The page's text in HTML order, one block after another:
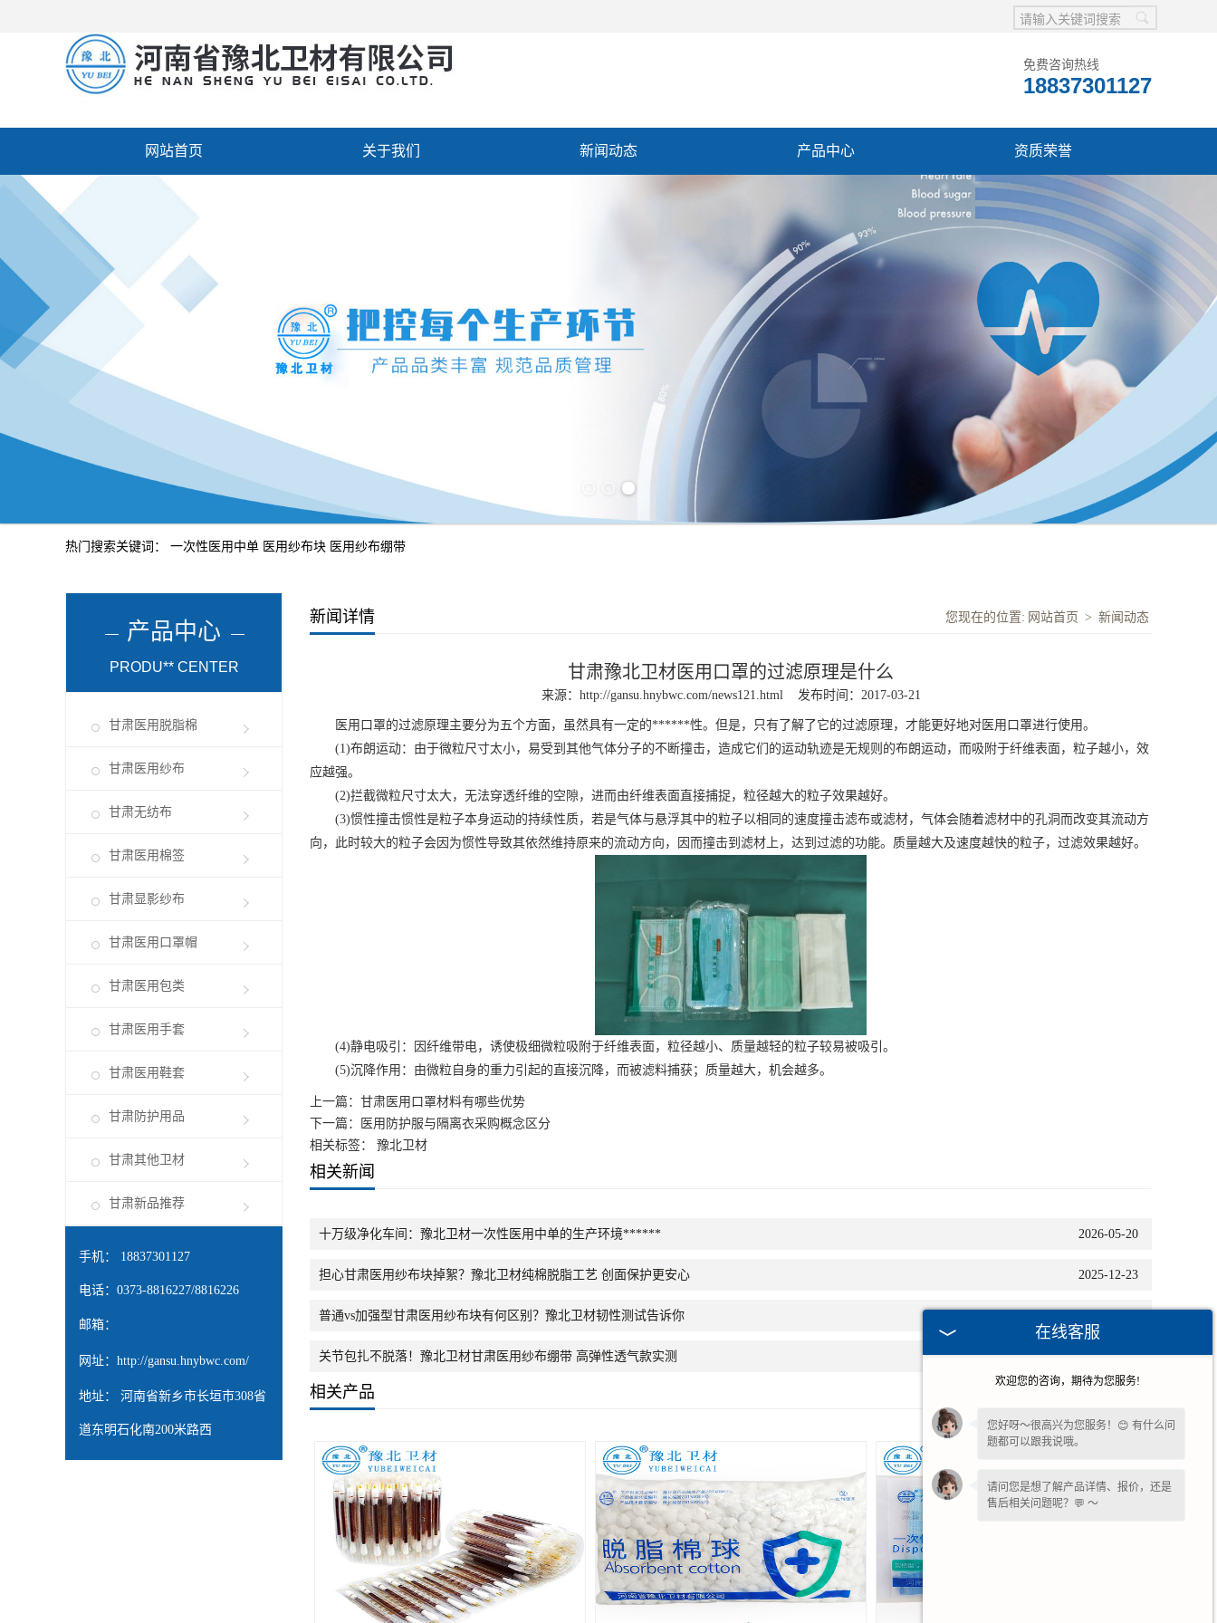
免费咨询热线
18837301127
网站首页 关于我们 新闻动态 产品中心 资质荣誉
厂房设备
热门搜索关键词： 一次性医用中单 医用纱布块 医用纱布绷带
产品中心
PRODU** CENTER
甘肃医用脱脂棉
甘肃医用纱布
甘肃无纺布
甘肃医用棉签
甘肃显影纱布
甘肃医用口罩帽
甘肃医用包类
甘肃医用手套
甘肃医用鞋套
甘肃防护用品
甘肃其他卫材
甘肃新品推荐
手机： 18837301127
电话：0373-8816227/8816226
邮箱：
网址： http://gansu.hnybwc.com/
地址： 河南省新乡市长垣市308省
道东明石化南200米路西
新闻详情 您现在的位置: 网站首页 > 新闻动态
甘肃豫北卫材医用口罩的过滤原理是什么
来源： http://gansu.hnybwc.com/news121.html 发布时间：2017-03-21
医用口罩的过滤原理主要分为五个方面，虽然具有一定的******性。但是，只有了解了它的过滤原理，才能更好地对医用口罩进行使用。
(1)布朗运动：由于微粒尺寸太小，易受到其他气体分子的不断撞击，造成它们的运动轨迹是无规则的布朗运动，而吸附于纤维表面，粒子越小，效
应越强。
(2)拦截微粒尺寸太大，无法穿透纤维的空隙，进而由纤维表面直接捕捉，粒径越大的粒子效果越好。
(3)惯性撞击惯性是粒子本身运动的持续性质，若是气体与悬浮其中的粒子以相同的速度撞击滤布或滤材，气体会随着滤材中的孔洞而改变其流动方
向，此时较大的粒子会因为惯性导致其依然维持原来的流动方向，因而撞击到滤材上，达到过滤的功能。质量越大及速度越快的粒子，过滤效果越好。
(4)静电吸引：因纤维带电，诱使极细微粒吸附于纤维表面，粒径越小、质量越轻的粒子较易被吸引。
(5)沉降作用：由微粒自身的重力引起的直接沉降，而被滤料捕获；质量越大，机会越多。
上一篇： 甘肃医用口罩材料有哪些优势
下一篇：
医用防护服与隔离衣采购概念区分
相关标签： 豫北卫材
相关新闻
2026-05-20
十万级净化车间：豫北卫材一次性医用中单的生产环境******
2025-12-23
担心甘肃医用纱布块掉絮？豫北卫材纯棉脱脂工艺 创面保护更安心
普通vs加强型甘肃医用纱布块有何区别？豫北卫材韧性测试告诉你
2025-12-02
关节包扎不脱落！豫北卫材甘肃医用纱布绷带 高弹性透气款实测
相关产品
在线客服
欢迎您的咨询，期待为您服务!
您好呀～很高兴为您服务！😊 有什么问
题都可以跟我说哦。
请问您是想了解产品详情、报价，还是
售后相关问题呢？💬 ～